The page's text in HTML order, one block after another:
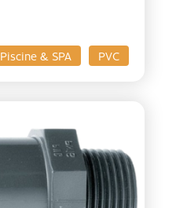
Piscine & SPA PVC